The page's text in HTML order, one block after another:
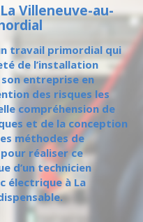
Villeneuve-au-
travail primordial qui
de l’installation
entreprise en
des risques les
compréhension de
et de la conception
méthodes de
réaliser ce
d’un technicien
électrique à La